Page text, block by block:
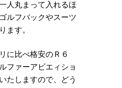
人丸まって入れるほ
ルフバックやスーツ
ます。
に比べ格安のＲ６
ファーアビエィショ
たしますので、どう